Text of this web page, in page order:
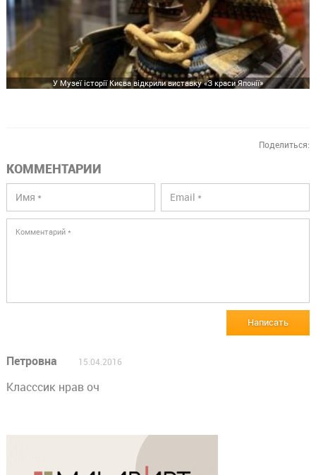
У Музеї історії Києва відкрили виставку «З краси Японії»
Поделиться:
КОММЕНТАРИИ
Написать
Петровна 15.04.2016
Класссик нрав оч